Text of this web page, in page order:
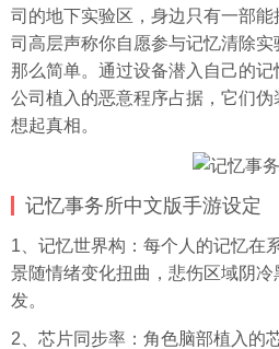
司的地下实验区，身边只有一部
司高层声称你自愿参与记忆清除
那么简单。通过设备潜入自己的
公司植入的恶意程序占据，它们
想起真相。
记忆事务所中文版手游设定
1、记忆世界构：每个人的记忆在
景随情绪变化扭曲，悲伤区域阴
发。
2、芯片同步率：角色脑部植入的